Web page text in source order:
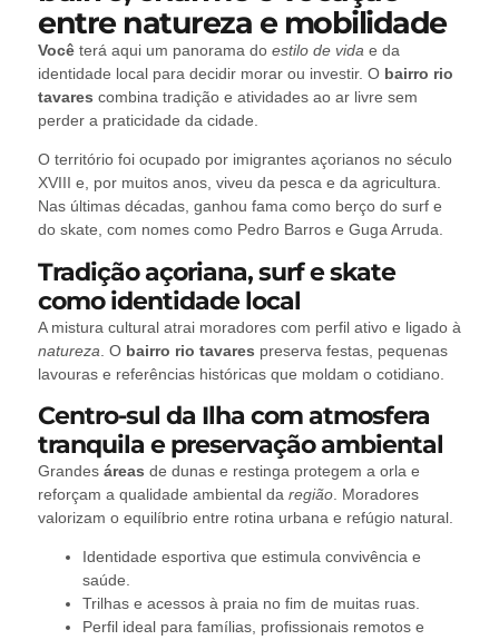
entre natureza e mobilidade
Você terá aqui um panorama do estilo de vida e da
identidade local para decidir morar ou investir. O bairro rio
tavares combina tradição e atividades ao ar livre sem
perder a praticidade da cidade.
O território foi ocupado por imigrantes açorianos no século
XVIII e, por muitos anos, viveu da pesca e da agricultura.
Nas últimas décadas, ganhou fama como berço do surf e
do skate, com nomes como Pedro Barros e Guga Arruda.
Tradição açoriana, surf e skate
como identidade local
A mistura cultural atrai moradores com perfil ativo e ligado à
natureza . O bairro rio tavares preserva festas, pequenas
lavouras e referências históricas que moldam o cotidiano.
Centro-sul da Ilha com atmosfera
tranquila e preservação ambiental
Grandes áreas de dunas e restinga protegem a orla e
reforçam a qualidade ambiental da região . Moradores
valorizam o equilíbrio entre rotina urbana e refúgio natural.
Identidade esportiva que estimula convivência e
saúde.
Trilhas e acessos à praia no fim de muitas ruas.
Perfil ideal para famílias, profissionais remotos e